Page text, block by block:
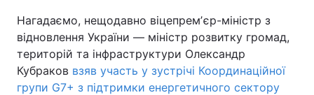
Нагадаємо, нещодавно віцепремʼєр-міністр з
відновлення України — міністр розвитку громад,
територій та інфраструктури Олександр
Кубраков взяв участь у зустрічі Координаційної
групи G7+ з підтримки енергетичного сектору